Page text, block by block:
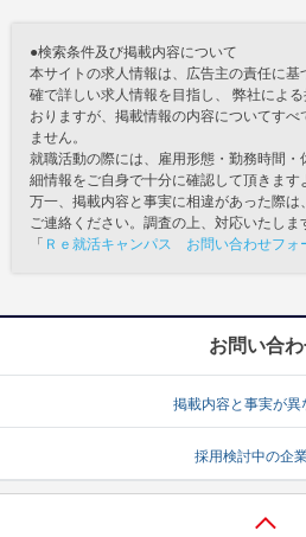
●検索条件及び掲載内容について
本サイトの求人情報は、広告主の責任に
確で詳しい求人情報を目指し、 弊社によ
おりますが、掲載情報の内容についてすべ
ません。
就職活動の際には、雇用形態・勤務時間
細情報をご自身で十分に確認して頂きます
万一、掲載内容と事実に相違があった際は
ご連絡ください。調査の上、対応いたしま
「 Ｒｅ就活キャンパス お問い合わせフォ
お問い合
掲載内容と事実が異
採用検討中の企